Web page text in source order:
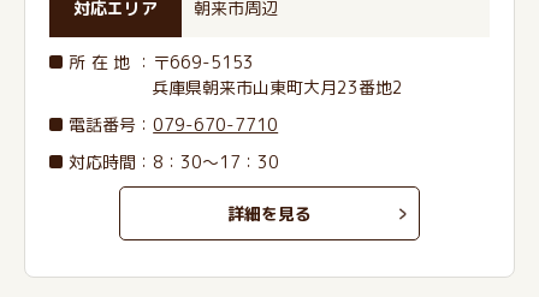
対応エリア 朝来市周辺
所在地 ：〒669-5153
兵庫県朝来市山東町大月23番地2
電話番号 ：079-670-7710
対応時間：8：30～17：30
詳細を見る